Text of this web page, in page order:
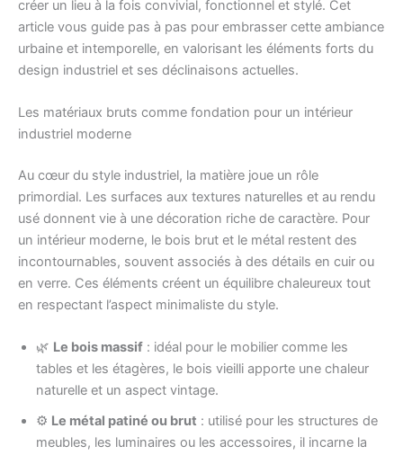
créer un lieu à la fois convivial, fonctionnel et stylé. Cet
article vous guide pas à pas pour embrasser cette ambiance
urbaine et intemporelle, en valorisant les éléments forts du
design industriel et ses déclinaisons actuelles.
Les matériaux bruts comme fondation pour un intérieur
industriel moderne
Au cœur du style industriel, la matière joue un rôle
primordial. Les surfaces aux textures naturelles et au rendu
usé donnent vie à une décoration riche de caractère. Pour
un intérieur moderne, le bois brut et le métal restent des
incontournables, souvent associés à des détails en cuir ou
en verre. Ces éléments créent un équilibre chaleureux tout
en respectant l’aspect minimaliste du style.
🌿 Le bois massif : idéal pour le mobilier comme les
tables et les étagères, le bois vieilli apporte une chaleur
naturelle et un aspect vintage.
⚙️ Le métal patiné ou brut : utilisé pour les structures de
meubles, les luminaires ou les accessoires, il incarne la